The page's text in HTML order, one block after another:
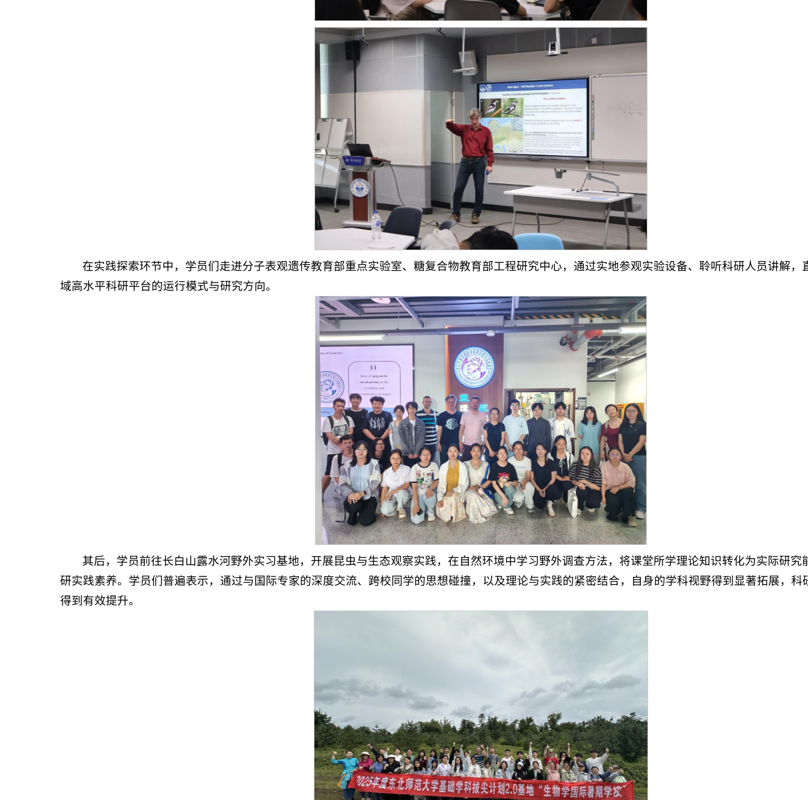
在实践探索环节中，学员们走进分子表观遗传教育部重点实验室、糖复合物教育部工程研究中心，通过实地参观实验设备、聆听科研人员讲解，
域高水平科研平台的运行模式与研究方向。
其后，学员前往长白山露水河野外实习基地，开展昆虫与生态观察实践，在自然环境中学习野外调查方法，将课堂所学理论知识转化为实际研究
研实践素养。学员们普遍表示，通过与国际专家的深度交流、跨校同学的思想碰撞，以及理论与实践的紧密结合，自身的学科视野得到显著拓展，科
得到有效提升。